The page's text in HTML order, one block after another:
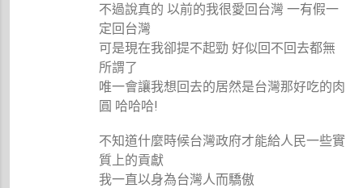
不過說真的 以前的我很愛回台灣 一有假一
定回台灣
可是現在我卻提不起勁 好似回不回去都無
所謂了
唯一會讓我想回去的居然是台灣那好吃的肉
圓 哈哈哈!
不知道什麼時候台灣政府才能給人民一些實
質上的貢獻
我一直以身為台灣人而驕傲